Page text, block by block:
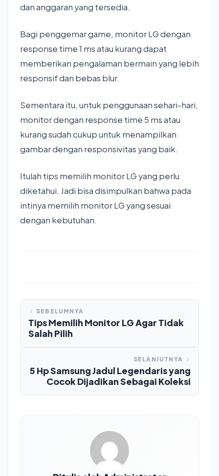
dan anggaran yang tersedia.
Bagi penggemar game, monitor LG dengan
response time 1 ms atau kurang dapat
memberikan pengalaman bermain yang lebih
responsif dan bebas blur.
Sementara itu, untuk penggunaan sehari-hari,
monitor dengan response time 5 ms atau
kurang sudah cukup untuk menampilkan
gambar dengan responsivitas yang baik.
Itulah tips memilih monitor LG yang perlu
diketahui. Jadi bisa disimpulkan bahwa pada
intinya memilih monitor LG yang sesuai
dengan kebutuhan.
SEBELUMNYA
Tips Memilih Monitor LG Agar Tidak
Salah Pilih
SELANJUTNYA
5 Hp Samsung Jadul Legendaris yang
Cocok Dijadikan Sebagai Koleksi